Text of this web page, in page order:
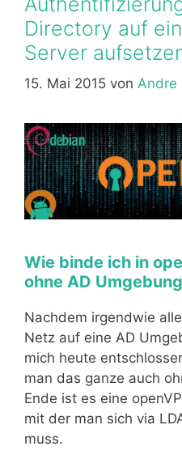
Directory auf
Server
15. Mai 2015 von Andre
Wie binde ich in
ohne AD
Nachdem irgendwie
Netz auf eine AD
mich heute
man das ganze auch
Ende ist es eine
mit der man sich via
muss.